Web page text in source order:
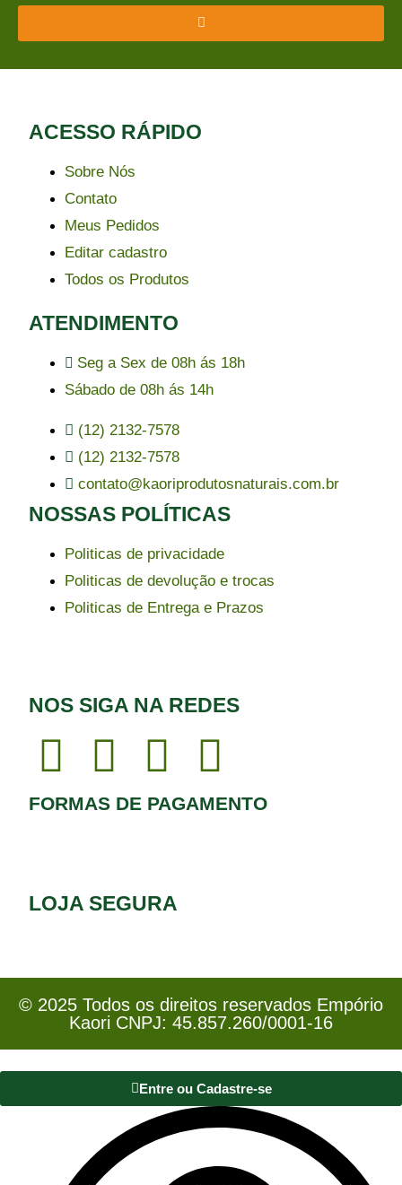
ACESSO RÁPIDO​
Sobre Nós
Contato
Meus Pedidos
Editar cadastro
Todos os Produtos
ATENDIMENTO
Seg a Sex de 08h ás 18h
Sábado de 08h ás 14h
(12) 2132-7578
(12) 2132-7578
contato@kaoriprodutosnaturais.com.br
NOSSAS POLÍTICAS
Politicas de privacidade
Politicas de devolução e trocas
Politicas de Entrega e Prazos
NOS SIGA NA REDES
FORMAS DE PAGAMENTO
LOJA SEGURA
© 2025 Todos os direitos reservados Empório
Kaori CNPJ: 45.857.260/0001-16
Entre ou Cadastre-se